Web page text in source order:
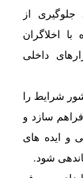
جلوگیری از
با اخلاگران
داخلی
شرایط را
سازد و
و ایده های
شود.